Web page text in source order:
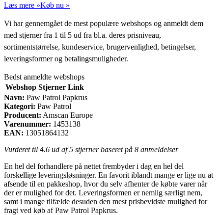
Læs mere »Køb nu »
Vi har gennemgået de mest populære webshops og anmeldt dem
med stjerner fra 1 til 5 ud fra bl.a. deres prisniveau,
sortimentstørrelse, kundeservice, brugervenlighed, betingelser,
leveringsformer og betalingsmuligheder.
Bedst anmeldte webshops
Webshop Stjerner Link
Navn: Paw Patrol Papkrus
Kategori: Paw Patrol
Producent: Amscan Europe
Varenummer: 1453138
EAN: 13051864132
Vurderet til 4.6 ud af 5 stjerner baseret på 8 anmeldelser
En hel del forhandlere på nettet frembyder i dag en hel del
forskellige leveringsløsninger. En favorit iblandt mange er lige nu at
afsende til en pakkeshop, hvor du selv afhenter de købte varer når
der er mulighed for det. Leveringsformen er nemlig særligt nem,
samt i mange tilfælde desuden den mest prisbevidste mulighed for
fragt ved køb af Paw Patrol Papkrus.